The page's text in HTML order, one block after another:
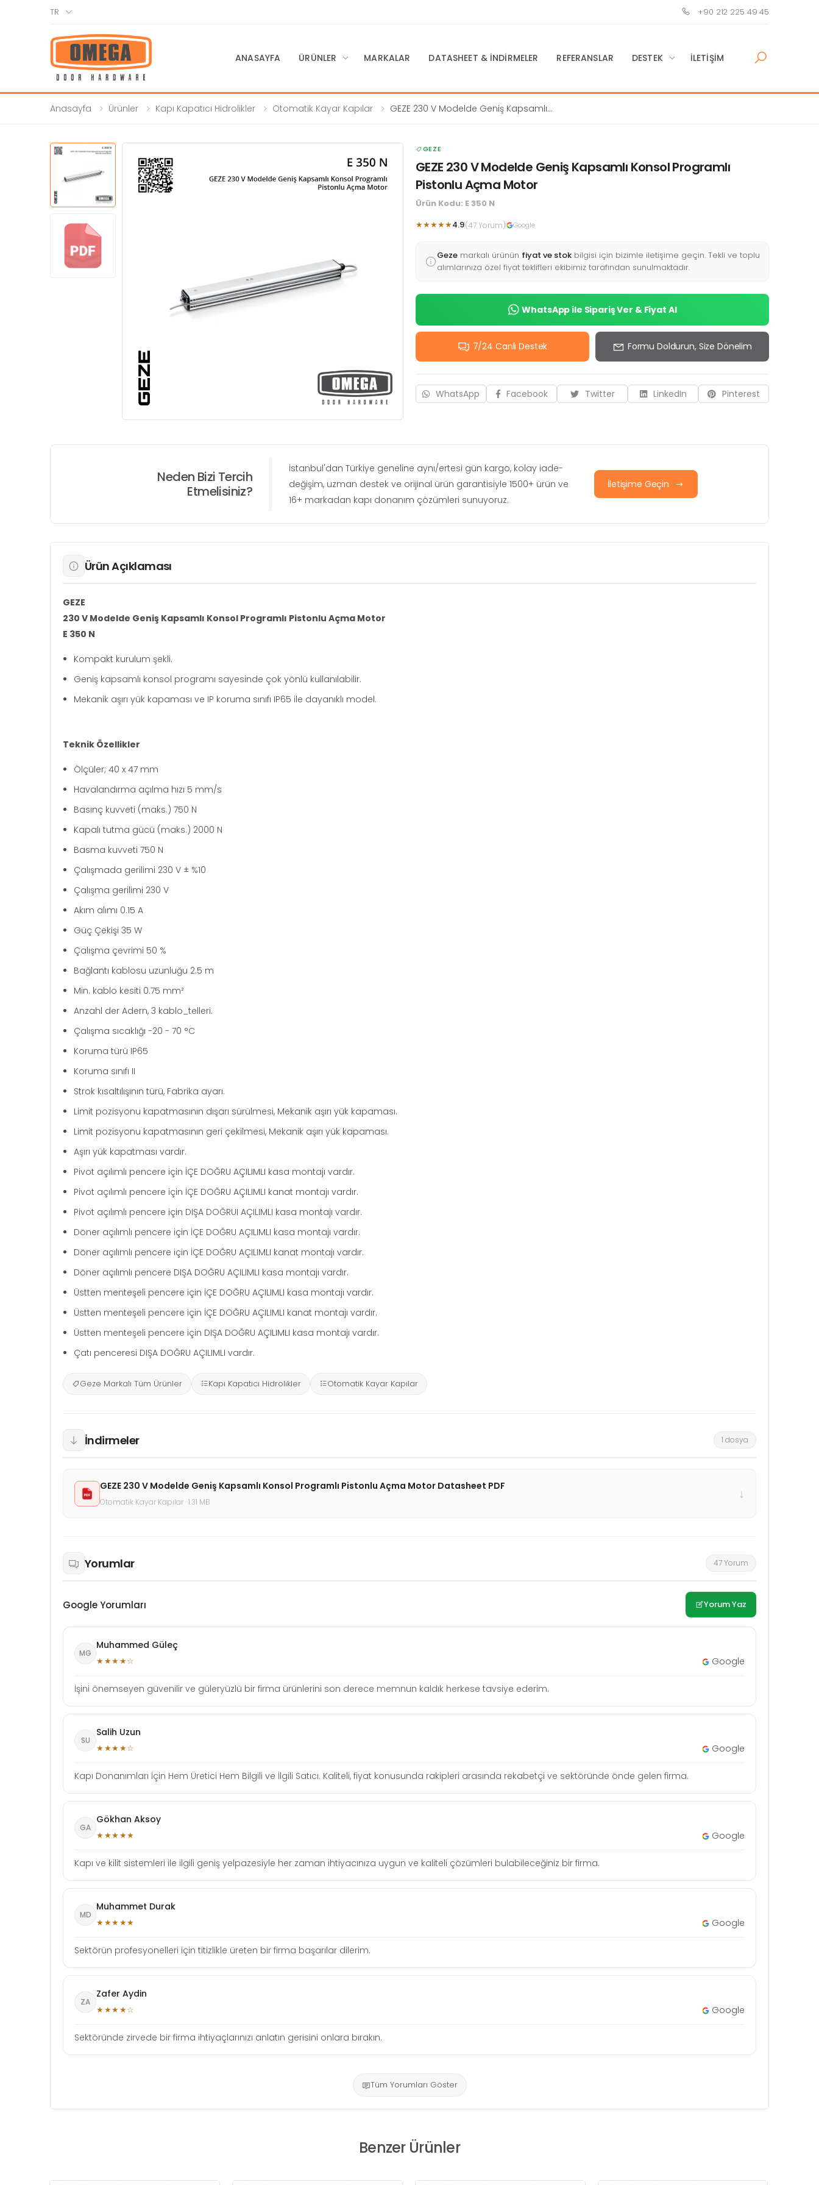
TR +90 212 225 49 45
ANASAYFA ÜRÜNLER MARKALAR DATASHEET & İNDIRMELER REFERANSLAR DESTEK İLETIŞIM
Anasayfa Ürünler Kapı Kapatıcı Hidrolikler Otomatik Kayar Kapılar
GEZE 230 V Modelde Geniş Kapsamlı
GEZE
GEZE 230 V Modelde Geniş Kapsamlı Konsol Programlı
Pistonlu Açma Motor
Ürün Kodu: E 350 N
★★★★★4.9(47 Yorum) Google
Geze markalı ürünün fiyat ve stok bilgisi için bizimle iletişime geçin. Tekli ve toplu
alımlarınıza özel fiyat teklifleri ekibimiz tarafından sunulmaktadır.
WhatsApp ile Sipariş Ver & Fiyat Al
7/24 Canlı Destek Formu Doldurun, Size Dönelim
WhatsApp Facebook Twitter LinkedIn Pinterest
Neden Bizi Tercih
Etmelisiniz?
İstanbul'dan Türkiye geneline aynı/ertesi gün kargo, kolay iade-
değişim, uzman destek ve orijinal ürün garantisiyle 1500+ ürün ve
16+ markadan kapı donanım çözümleri sunuyoruz.
İletişime Geçin
Ürün Açıklaması
GEZE
230 V Modelde Geniş Kapsamlı Konsol Programlı Pistonlu Açma Motor
E 350 N
Kompakt kurulum şekli.
Geniş kapsamlı konsol programı sayesinde çok yönlü kullanılabilir.
Mekanik aşırı yük kapaması ve IP koruma sınıfı IP65 ile dayanıklı model.
Teknik Özellikler
Ölçüler; 40 x 47 mm
Havalandırma açılma hızı 5 mm/s
Basınç kuvveti (maks.) 750 N
Kapalı tutma gücü (maks.) 2000 N
Basma kuvveti 750 N
Çalışmada gerilimi 230 V ± %10
Çalışma gerilimi 230 V
Akım alımı 0.15 A
Güç Çekişi 35 W
Çalışma çevrimi 50 %
Bağlantı kablosu uzunluğu 2.5 m
Min. kablo kesiti 0.75 mm²
Anzahl der Adern, 3 kablo_telleri.
Çalışma sıcaklığı -20 - 70 °C
Koruma türü IP65
Koruma sınıfı II
Strok kısaltılışının türü, Fabrika ayarı.
Limit pozisyonu kapatmasının dışarı sürülmesi, Mekanik aşırı yük kapaması.
Limit pozisyonu kapatmasının geri çekilmesi, Mekanik aşırı yük kapaması.
Aşırı yük kapatması vardır.
Pivot açılımlı pencere için İÇE DOĞRU AÇILIMLI kasa montajı vardır.
Pivot açılımlı pencere için İÇE DOĞRU AÇILIMLI kanat montajı vardır.
Pivot açılımlı pencere için DIŞA DOĞRUI AÇILIMLI kasa montajı vardır.
Döner açılımlı pencere için İÇE DOĞRU AÇILIMLI kasa montajı vardır.
Döner açılımlı pencere için İÇE DOĞRU AÇILIMLI kanat montajı vardır.
Döner açılımlı pencere DIŞA DOĞRU AÇILIMLI kasa montajı vardır.
Üstten menteşeli pencere için İÇE DOĞRU AÇILIMLI kasa montajı vardır.
Üstten menteşeli pencere için İÇE DOĞRU AÇILIMLI kanat montajı vardır.
Üstten menteşeli pencere için DIŞA DOĞRU AÇILIMLI kasa montajı vardır.
Çatı penceresi DIŞA DOĞRU AÇILIMLI vardır.
Geze Markalı Tüm Ürünler Kapı Kapatıcı Hidrolikler Otomatik Kayar Kapılar
İndirmeler 1 dosya
GEZE 230 V Modelde Geniş Kapsamlı Konsol Programlı Pistonlu Açma Motor Datasheet PDF
Otomatik Kayar Kapılar · 1.31 MB
↓
Yorumlar 47 Yorum
Google Yorumları Yorum Yaz
MG
Muhammed Güleç
★★★★☆ Google
İşini önemseyen güvenilir ve güleryüzlü bir firma ürünlerini son derece memnun kaldık herkese tavsiye ederim.
SU
Salih Uzun
★★★★☆ Google
Kapı Donanımları İçin Hem Üretici Hem Bilgili ve İlgili Satıcı. Kaliteli, fiyat konusunda rakipleri arasında rekabetçi ve sektöründe önde gelen firma.
GA
Gökhan Aksoy
★★★★★ Google
Kapı ve kilit sistemleri ile ilgili geniş yelpazesiyle her zaman ihtiyacınıza uygun ve kaliteli çözümleri bulabileceğiniz bir firma.
MD
Muhammet Durak
★★★★★ Google
Sektörün profesyonelleri için titizlikle üreten bir firma başarılar dilerim.
ZA
Zafer Aydin
★★★★☆ Google
Sektöründe zirvede bir firma ihtiyaçlarınızı anlatın gerisini onlara bırakın.
Tüm Yorumları Göster
Benzer Ürünler